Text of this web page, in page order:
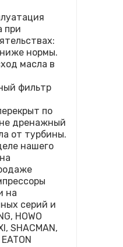
при
нормы.
масла в
фильтр
по
дренажный
от турбины.
нашего
на
серий и
HOWO
SHACMAN,